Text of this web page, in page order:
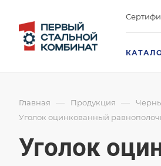
Главная — Продукция —
Уголок оцинкованный
Уголок